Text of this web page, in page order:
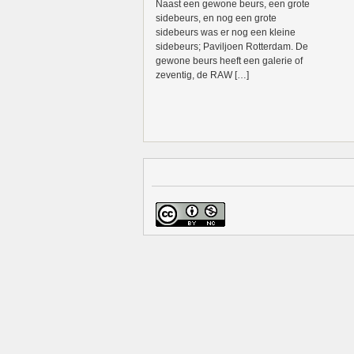
Naast een gewone beurs, een grote
sidebeurs, en nog een grote
sidebeurs was er nog een kleine
sidebeurs; Paviljoen Rotterdam. De
gewone beurs heeft een galerie of
zeventig, de RAW […]